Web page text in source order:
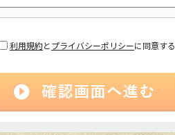
利用規約とプライバシーポリシーに同意する